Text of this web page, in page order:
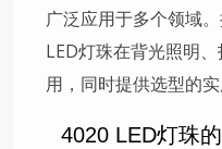
广泛应用于多个领域
LED灯珠在背光照明
用，同时提供选型的实
4020 LED灯珠